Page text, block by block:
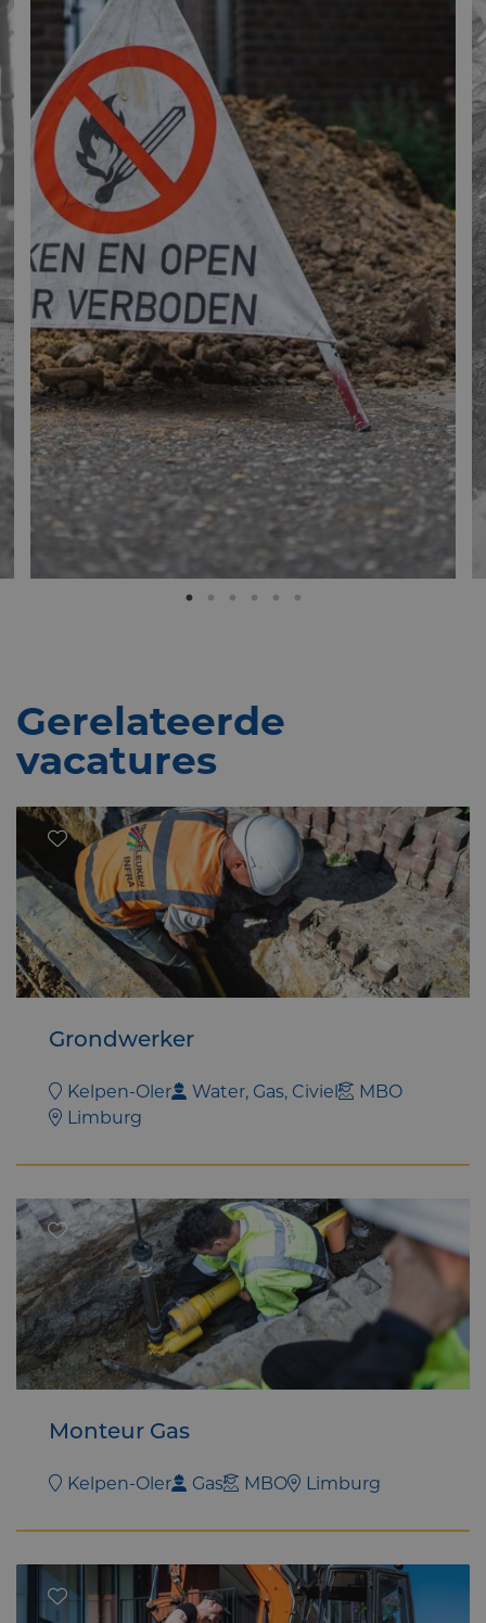
Gerelateerde
vacatures
Grondwerker
Kelpen-Oler Water, Gas, Civiel
MBO
Limburg
Monteur Gas
Kelpen-Oler Gas MBO Limburg